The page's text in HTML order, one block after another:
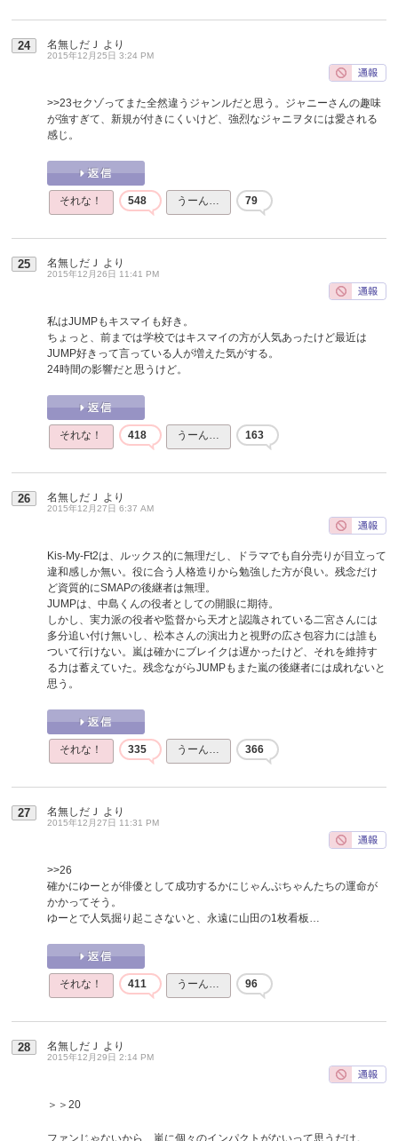
24 名無しだＪ より
2015年12月25日 3:24 PM
>>23セクゾってまた全然違うジャンルだと思う。ジャニーさんの趣味
が強すぎて、新規が付きにくいけど、強烈なジャニヲタには愛される
感じ。
それな！ 548 うーん… 79
25 名無しだＪ より
2015年12月26日 11:41 PM
私はJUMPもキスマイも好き。
ちょっと、前までは学校ではキスマイの方が人気あったけど最近は
JUMP好きって言っている人が増えた気がする。
24時間の影響だと思うけど。
それな！ 418 うーん… 163
26 名無しだＪ より
2015年12月27日 6:37 AM
Kis-My-Ft2は、ルックス的に無理だし、ドラマでも自分売りが目立って
違和感しか無い。役に合う人格造りから勉強した方が良い。残念だけ
ど資質的にSMAPの後継者は無理。
JUMPは、中島くんの役者としての開眼に期待。
しかし、実力派の役者や監督から天才と認識されている二宮さんには
多分追い付け無いし、松本さんの演出力と視野の広さ包容力には誰も
ついて行けない。嵐は確かにブレイクは遅かったけど、それを維持す
る力は蓄えていた。残念ながらJUMPもまた嵐の後継者には成れないと
思う。
それな！ 335 うーん… 366
27 名無しだＪ より
2015年12月27日 11:31 PM
>>26
確かにゆーとが俳優として成功するかにじゃんぷちゃんたちの運命が
かかってそう。
ゆーとで人気掘り起こさないと、永遠に山田の1枚看板…
それな！ 411 うーん… 96
28 名無しだＪ より
2015年12月29日 2:14 PM
＞＞20
ファンじゃないから、嵐に個々のインパクトがないって思うだけ。